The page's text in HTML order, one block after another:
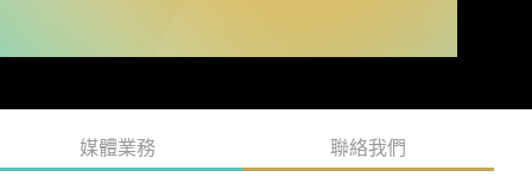
媒體業務 聯絡我們